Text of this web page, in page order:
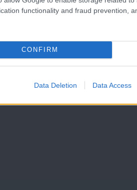
functionality and fraud prevention,
CONFIRM
Data Deletion Data Access